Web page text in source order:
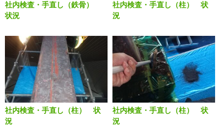
社内検査・手直し（鉄骨）
状況
社内検査・手直し（柱） 状
況
社内検査・手直し（柱） 状
況
社内検査・手直し（柱） 状
況